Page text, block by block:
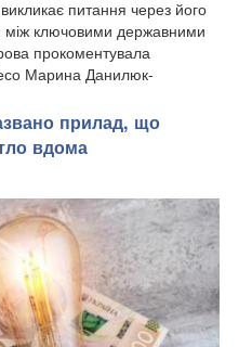
питання через його
між ключовими державними
прокоментувала
Марина Данилюк-
прилад, що
вдома